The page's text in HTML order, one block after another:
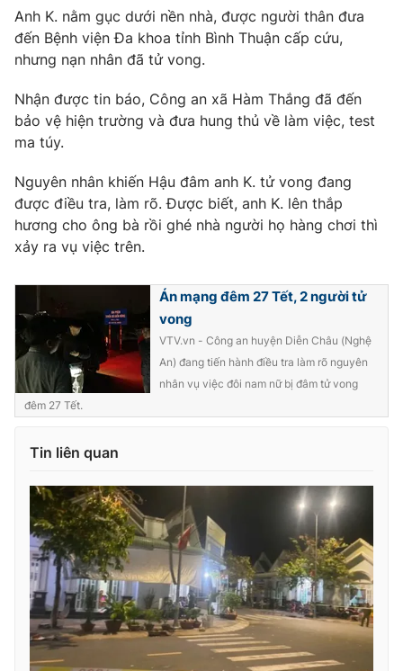
Giải sao mai
Làm đẹp
Chất lượng cuộc sống
Tuyển sinh
Học trực tuyến
Công nghệ
Sản phẩm
Thị trường
Tư vấn
Giao lưu trực tuyến
Lịch phát sóng
Chuyên mục khác
Emagazine
Infographic
Video Shorts video
VTV Money
VTV Sức khoẻ
Thị trường 24h Tấm lòng Việt
VTV4 Vươn mình bằng AI
VTV9 VTV8
Liên hệ tòa soạn English
Anh K. nằm gục dưới nền nhà, được người thân đưa
đến Bệnh viện Đa khoa tỉnh Bình Thuận cấp cứu,
nhưng nạn nhân đã tử vong.
Nhận được tin báo, Công an xã Hàm Thắng đã đến
bảo vệ hiện trường và đưa hung thủ về làm việc, test
ma túy.
Nguyên nhân khiến Hậu đâm anh K. tử vong đang
được điều tra, làm rõ. Được biết, anh K. lên thắp
hương cho ông bà rồi ghé nhà người họ hàng chơi thì
xảy ra vụ việc trên.
Án mạng đêm 27 Tết, 2 người tử
vong
VTV.vn - Công an huyện Diễn Châu (Nghệ
An) đang tiến hành điều tra làm rõ nguyên
nhân vụ việc đôi nam nữ bị đâm tử vong
đêm 27 Tết.
Tin liên quan